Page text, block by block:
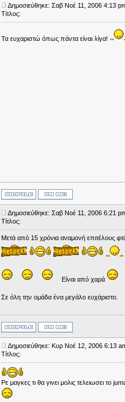
Δημοσιεύθηκε: Σαβ Νοέ 11, 2006 4:13
Τίτλος:
Τα ευχαριστώ όπως πάντα είναι λίγα!
Δημοσιεύθηκε: Σαβ Νοέ 11, 2006 6:21
Τίτλος:
Μετά από 15 χρόνια αναμονή επιτέλους
Είναι από χαρά
Σε όλη την ομάδα ένα μεγάλο ευχάριστο.
Δημοσιεύθηκε: Κυρ Νοέ 12, 2006 6:13
Τίτλος:
Ρε μαγκες τι θα γινει μολις τελειωσει το